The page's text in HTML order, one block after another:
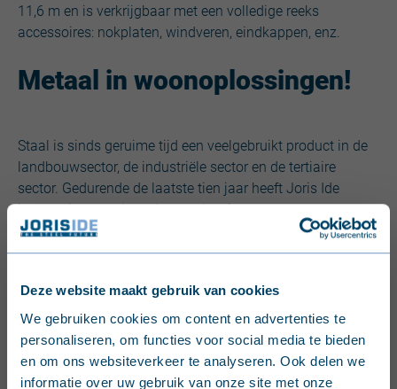
Deze website maakt gebruik van cookies
We gebruiken cookies om content en advertenties te
personaliseren, om functies voor social media te bieden
en om ons websiteverkeer te analyseren. Ook delen we
informatie over uw gebruik van onze site met onze
English (United Kingdom)
Nederlands (België)
11,6 m en is verkrijgbaar met een volledige reeks
accessoires: nokplaten, windveren, eindkappen, enz.
Metaal in woonoplossingen!
Staal is sinds geruime tijd een veelgebruikt product in de
landbouwsector, de industriële sector en de tertiaire
sector. Gedurende de laatste tien jaar heeft Joris Ide
inspanningen geleverd om oplossingen op maat te
ontwikkelen voor de vele uitdagingen in de residentiële
woningbouw:
voorminimale dakhellingen
vooreconomischeoplossingen: er is een aanzienlijke
verbetering van bijv. akoestische en thermische
prestaties door het gebruik van staal